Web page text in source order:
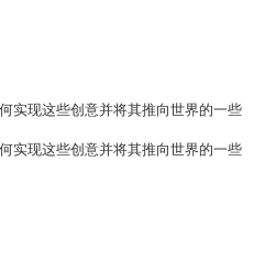
实现这些创意并将其推向世界的一些
实现这些创意并将其推向世界的一些